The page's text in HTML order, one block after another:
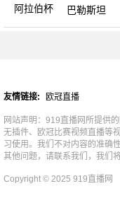
阿拉伯杯
巴勒斯坦
友情链接: 欧冠直播
网站声明：919直播网所提供
无插件、欧冠比赛视频直播等
习使用。我们不对内容的准确
其他问题，请联系我们，我们
Copyright © 2025 919直播网